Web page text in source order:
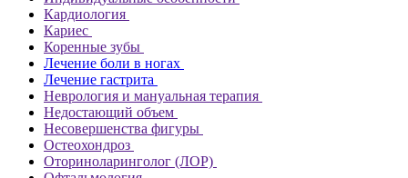
Кардиология
Кариес
Коренные зубы
Лечение боли в ногах
Лечение гастрита
Неврология и мануальная терапия
Недостающий объем
Несовершенства фигуры
Остеохондроз
Оториноларинголог (ЛОР)